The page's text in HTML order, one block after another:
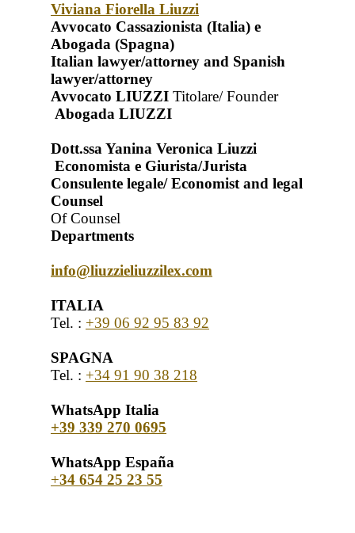
Viviana Fiorella Liuzzi
Avvocato Cassazionista (Italia) e
Abogada (Spagna)
Italian lawyer/attorney and Spanish
lawyer/attorney
Avvocato LIUZZI Titolare/ Founder
Abogada LIUZZI
Dott.ssa Yanina Veronica Liuzzi
Economista e Giurista/Jurista
Consulente legale/ Economist and legal
Counsel
Of Counsel
Departments
info@liuzzieliuzzilex.com
ITALIA
Tel. : +39 06 92 95 83 92
SPAGNA
Tel. : +34 91 90 38 218
WhatsApp Italia
+39 339 270 0695
WhatsApp España
+34 654 25 23 55